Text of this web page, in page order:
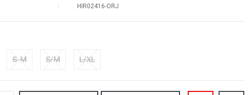
HIR02416-ORJ
S-M S/M L/XL